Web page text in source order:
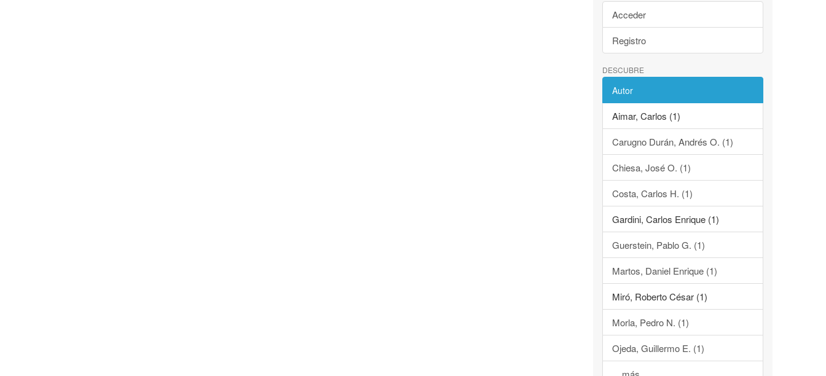
Acceder
Registro
DESCUBRE
Autor
Aimar, Carlos (1)
Carugno Durán, Andrés O. (1)
Chiesa, José O. (1)
Costa, Carlos H. (1)
Gardini, Carlos Enrique (1)
Guerstein, Pablo G. (1)
Martos, Daniel Enrique (1)
Miró, Roberto César (1)
Morla, Pedro N. (1)
Ojeda, Guillermo E. (1)